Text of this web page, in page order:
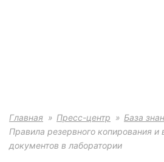
Главная Пресс-центр База
Правила резервного копирования и
документов в лаборатории